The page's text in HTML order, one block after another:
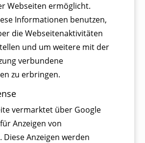
Webseiten ermöglicht.
Informationen benutzen,
die Webseitenaktivitäten
und um weitere mit der
verbundene
zu erbringen.
vermarktet über Google
Anzeigen von
Anzeigen werden